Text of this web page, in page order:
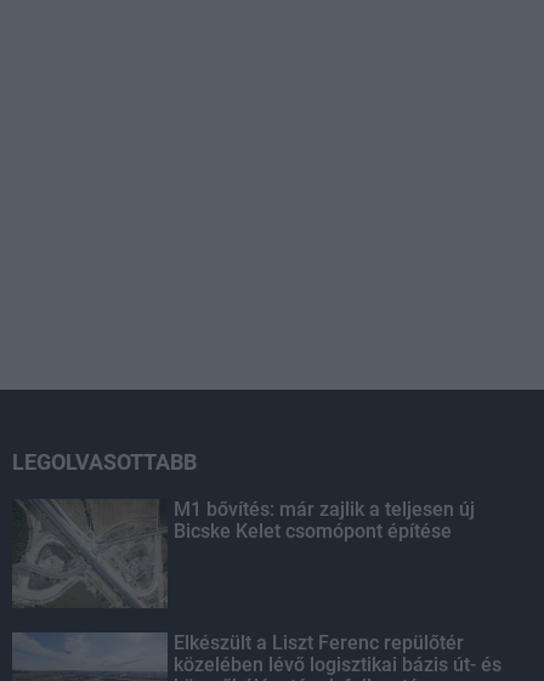
LEGOLVASOTTABB
M1 bővítés: már zajlik a teljesen új
Bicske Kelet csomópont építése
Elkészült a Liszt Ferenc repülőtér
közelében lévő logisztikai bázis út- és